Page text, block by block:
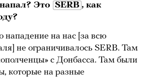
Это SERB , как
нападение на нас [за всю
не ограничивалось SERB. Там
с Донбасса. Там были
которые на разные